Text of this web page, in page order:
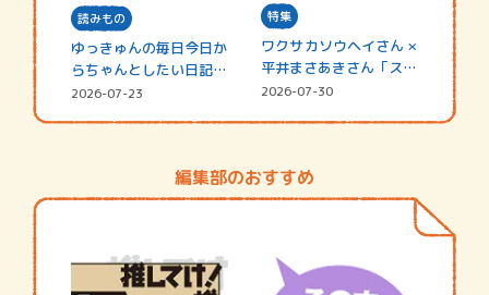
読みもの
ゆっきゅんの毎日今日か
らちゃんとしたい日記
☆202…
2026-07-23
特集
ワクサカソウヘイさん ×
平井まさあきさん「スペ
シャ…
2026-07-30
編集部のおすすめ